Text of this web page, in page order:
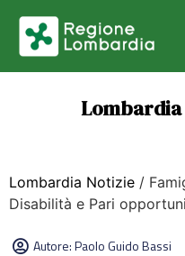
Lombardia
Lombardia Notizie /
Disabilità e Pari
Autore:Paolo Guido Bassi